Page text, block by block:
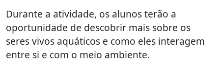
Durante a atividade, os alunos terão a
oportunidade de descobrir mais sobre os
seres vivos aquáticos e como eles interagem
entre si e com o meio ambiente.